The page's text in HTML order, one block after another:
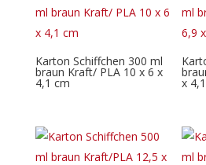
Karton Schiffchen 300 ml
braun Kraft/ PLA 10 x 6 x
4,1 cm x